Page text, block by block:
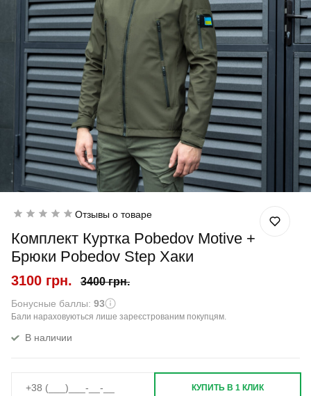
Отзывы о товаре
Комплект Куртка Pobedov Motive +
Брюки Pobedov Step Хаки
3100 грн. 3400 грн.
Бонусные баллы: 93
Бали нараховуються лише зареєстрованим покупцям.
В наличии
КУПИТЬ В 1 КЛИК